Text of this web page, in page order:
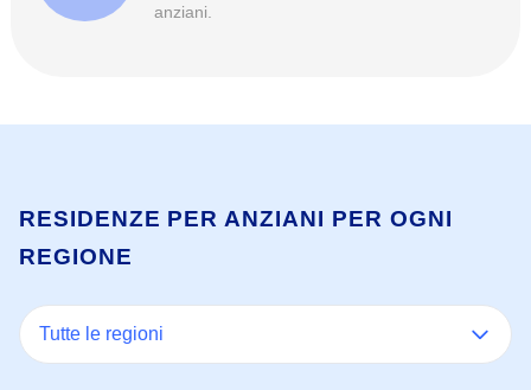
anziani.
RESIDENZE PER ANZIANI PER OGNI
REGIONE
Tutte le regioni